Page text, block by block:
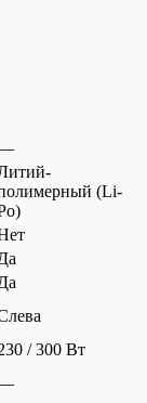
(Li-
/ 300 Вт